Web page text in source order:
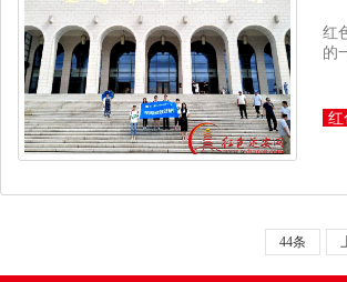
红
的
红
44条